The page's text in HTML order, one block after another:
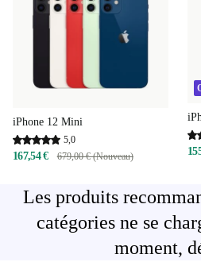
iPhone 12 Mini
5,0
167,54 € 679,00 € (Nouveau)
Les produits
catégories ne se
moment,